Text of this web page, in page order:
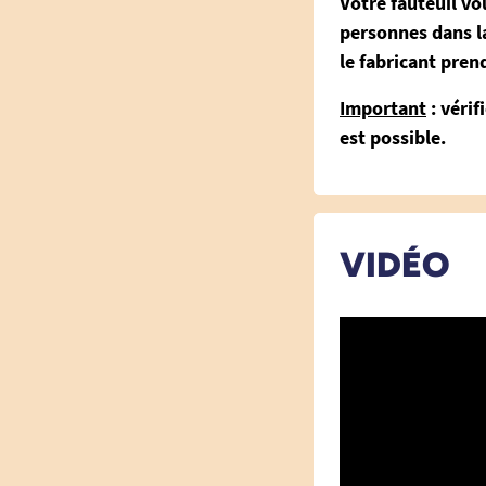
personnes dans
le fabricant
Important :
est possible.
VIDÉO